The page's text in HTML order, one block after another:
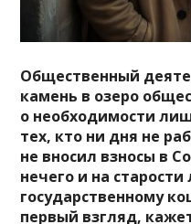
Общественный
камень в озеро
о необходимости
тех, кто ни дня не
не вносил взносы в
нечего и на старости
государственному
первый взгляд,